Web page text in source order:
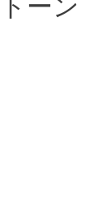
ーン